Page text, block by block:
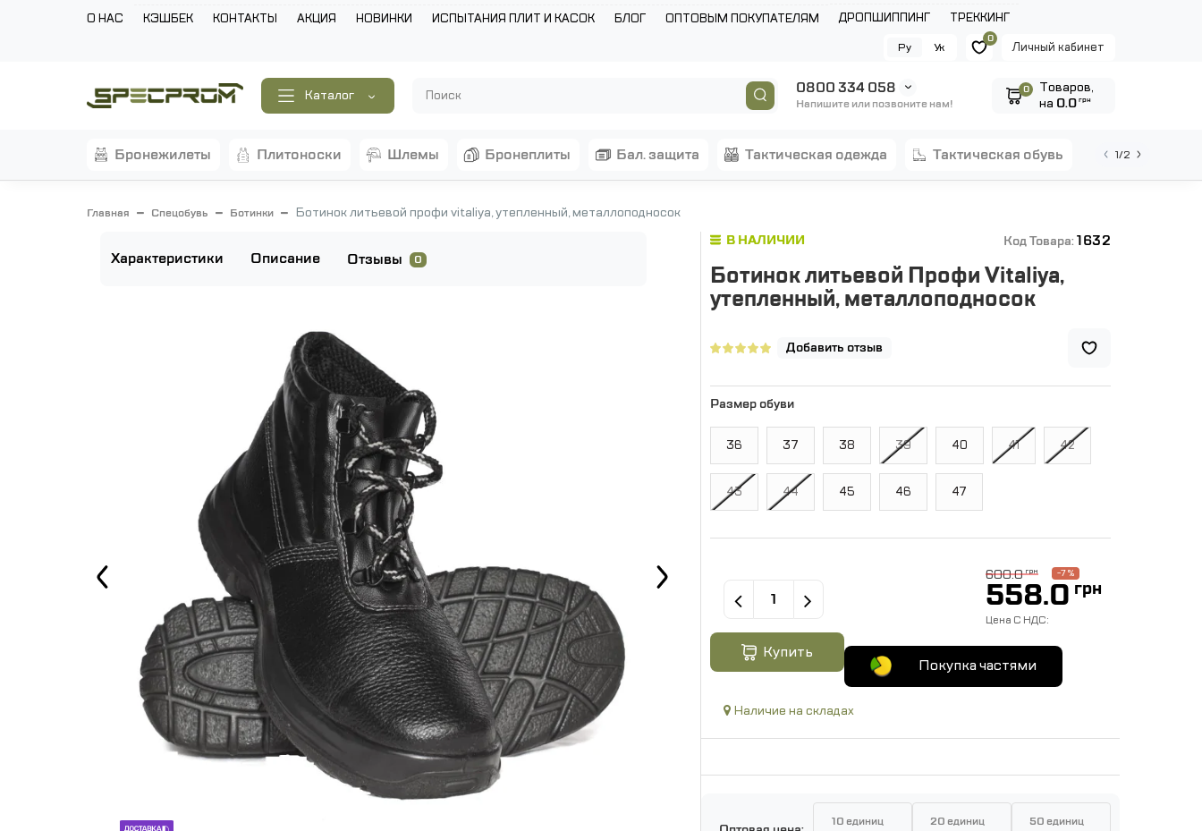
О НАС КЭШБЕК КОНТАКТЫ АКЦИЯ НОВИНКИ ИСПЫТАНИЯ ПЛИТ И КАСОК БЛОГ ОПТОВЫМ ПОКУПАТЕЛЯМ ДРОПШИППИНГ
ТРЕККИНГ
Личный кабинет
0
Ру Ук
Каталог 0800 334 058
Напишите или позвоните нам!
0
Tоваров,
на 0.0грн
бронежилеты плитоноски шлемы бронеплиты бал. защита тактическая одежда тактическая обувь 1/2
Главная Спецобувь Ботинки Ботинок литьевой профи vitaliya, утепленный, металлоподносок
Характеристики Описание Отзывы 0
В НАЛИЧИИ Код Товара:1632
Ботинок литьевой Профи Vitaliya,
утепленный, металлоподносок
Добавить отзыв
Размер обуви
36 37 38 39 40 41 42
43 44 45 46 47
600.0 грн -7 %
558.0 грн
Цена C НДС:
Купить
Покупка частями
Наличие на складах
10 единиц 20 единиц 50 единиц